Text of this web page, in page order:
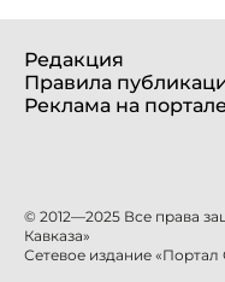
Редакция
Правила
Реклама на
© 2012—2025 Все права
Кавказа»
Сетевое издание «Портал